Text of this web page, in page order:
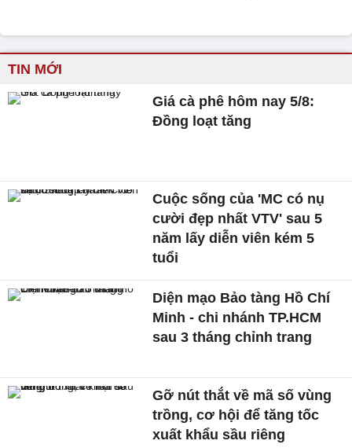
TIN MỚI
Giá cà phê hôm nay 5/8:
Đồng loạt tăng
Cuộc sống của 'MC có nụ
cười đẹp nhất VTV' sau 5
năm lấy diễn viên kém 5
tuổi
Diện mạo Bảo tàng Hồ Chí
Minh - chi nhánh TP.HCM
sau 3 tháng chỉnh trang
Gỡ nút thắt về mã số vùng
trồng, cơ hội để tăng tốc
xuất khẩu sầu riêng